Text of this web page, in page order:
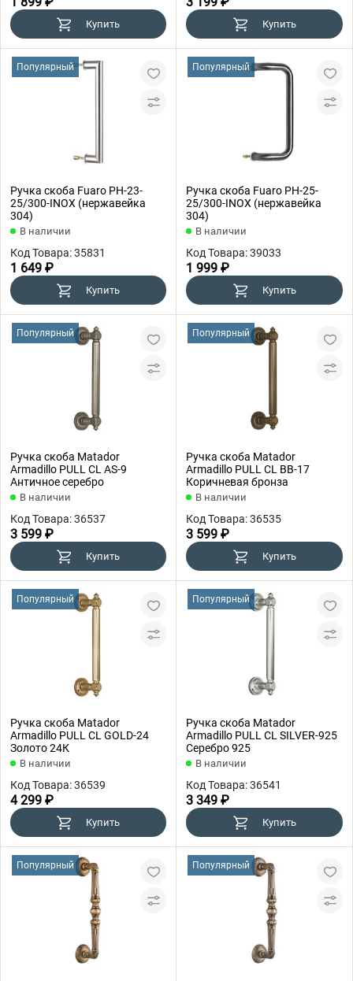
Купить Купить
Популярный
Ручка скоба Fuaro PH-23-
25/300-INOX (нержавейка
304)
В наличии
Код Товара: 35831
1 649 ₽
Купить
Популярный
Ручка скоба Fuaro PH-25-
25/300-INOX (нержавейка
304)
В наличии
Код Товара: 39033
1 999 ₽
Купить
Популярный
Ручка скоба Matador
Armadillo PULL CL AS-9
Античное серебро
В наличии
Код Товара: 36537
3 599 ₽
Купить
Популярный
Ручка скоба Matador
Armadillo PULL CL BB-17
Коричневая бронза
В наличии
Код Товара: 36535
3 599 ₽
Купить
Популярный
Ручка скоба Matador
Armadillo PULL CL GOLD-24
Золото 24К
В наличии
Код Товара: 36539
4 299 ₽
Купить
Популярный
Ручка скоба Matador
Armadillo PULL CL SILVER-925
Серебро 925
В наличии
Код Товара: 36541
3 349 ₽
Купить
Популярный Популярный